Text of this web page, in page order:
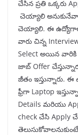
చేసిన ప్రతి ఒక్కరు
చెయ్యాలి
చెయ్యాలి. ఈ
వారు చిన్న
Select అయిన వారికి
జాబ్ Offer
జీతం ఇస్తున్నారు.
ఫ్రీగా Laptop
Details మరియు
check చేసి Apply